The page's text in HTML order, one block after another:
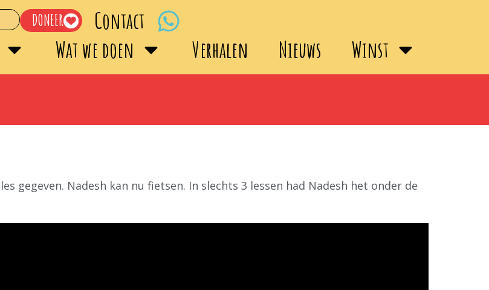
DONEER
Contact
Wat we doen Verhalen Nieuws Winst
gegeven. Nadesh kan nu fietsen. In slechts 3 lessen had Nadesh het onder de